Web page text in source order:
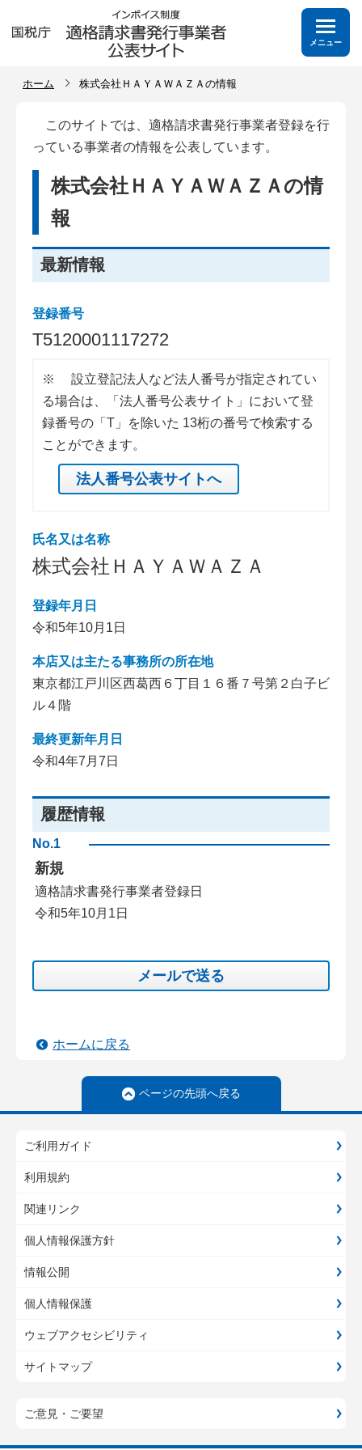
メニュー
ホーム 株式会社ＨＡＹＡＷＡＺＡの情報
このサイトでは、適格請求書発行事業者登録を行
っている事業者の情報を公表しています。
株式会社ＨＡＹＡＷＡＺＡの情
報
最新情報
登録番号
T5120001117272
※
設立登記法人など法人番号が指定されてい
る場合は、「法人番号公表サイト」において登
録番号の「T」を除いた 13桁の番号で検索する
ことができます。
法人番号公表サイトへ
氏名又は名称
株式会社ＨＡＹＡＷＡＺＡ
登録年月日
令和5年10月1日
本店又は主たる事務所の所在地
東京都江戸川区西葛西６丁目１６番７号第２白子ビ
ル４階
最終更新年月日
令和4年7月7日
履歴情報
No.1
新規
適格請求書発行事業者登録日
令和5年10月1日
メールで送る
ホームに戻る
ページの先頭へ戻る
ご利用ガイド
利用規約
関連リンク
個人情報保護方針
情報公開
個人情報保護
ウェブアクセシビリティ
サイトマップ
ご意見・ご要望